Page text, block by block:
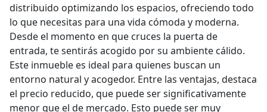
distribuido optimizando los espacios, ofreciendo todo
lo que necesitas para una vida cómoda y moderna.
Desde el momento en que cruces la puerta de
entrada, te sentirás acogido por su ambiente cálido.
Este inmueble es ideal para quienes buscan un
entorno natural y acogedor. Entre las ventajas, destaca
el precio reducido, que puede ser significativamente
menor que el de mercado. Esto puede ser muy